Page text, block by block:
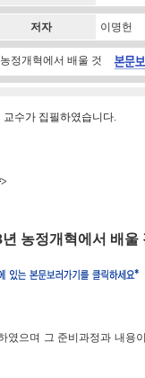
저자 이명헌
정개혁에서 배울 것
교수가 집필하였습니다.
농정개혁에서 배울
였으며 그 준비과정과 내용